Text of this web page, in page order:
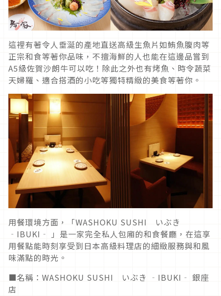
這裡有著令人垂涎的產地直送高級生魚片如鮪魚腹肉等
正宗和食等著你品味，不擅海鮮的人也能在這邊品嘗到
A5級佐賀沙朗牛可以吃！除此之外也有烤魚、時令蔬菜
天婦羅、適合搭酒的小吃等獨特精緻的美食等著你。
用餐環境方面，「WASHOKU SUSHI いぶき
‐IBUKI‐ 」是一家完全私人包廂的和食餐廳，在這享
用餐點能時刻享受到日本高級料理店的細緻服務與和風
味滿點的時光。
■名稱：WASHOKU SUSHI いぶき ‐IBUKI‐ 銀座
店